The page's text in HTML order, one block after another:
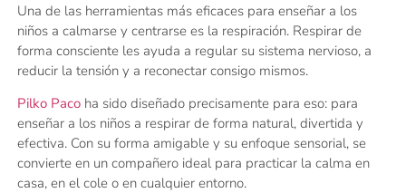
Una de las herramientas más eficaces para enseñar a los
niños a calmarse y centrarse es la respiración. Respirar de
forma consciente les ayuda a regular su sistema nervioso, a
reducir la tensión y a reconectar consigo mismos.
Pilko Pacoha sido diseñado precisamente para eso: para
enseñar a los niños a respirar de forma natural, divertida y
efectiva. Con su forma amigable y su enfoque sensorial, se
convierte en un compañero ideal para practicar la calma en
casa, en el cole o en cualquier entorno.